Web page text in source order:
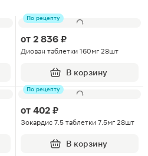
По рецепту
от 2 836 ₽
Диован таблетки 160мг 28шт
В корзину
По рецепту
от 402 ₽
Зокардис 7.5 таблетки 7.5мг 28шт
В корзину